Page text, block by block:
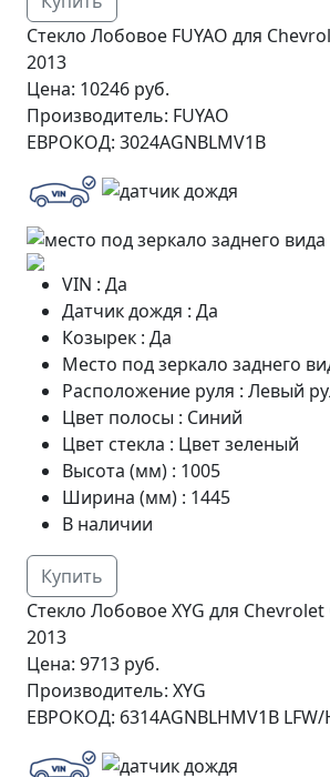
Стекло Лобовое FUYAO для
2013
Цена: 10246 руб.
Производитель: FUYAO
ЕВРОКОД: 3024AGNBLMV1B
VIN : Да
Датчик дождя : Да
Козырек : Да
Место под зеркало заднего
Расположение руля : Левый
Цвет полосы : Синий
Цвет стекла : Цвет зеленый
Высота (мм) : 1005
Ширина (мм) : 1445
В наличии
Купить
Стекло Лобовое XYG для
2013
Цена: 9713 руб.
Производитель: XYG
ЕВРОКОД: 6314AGNBLHMV1B LFW/